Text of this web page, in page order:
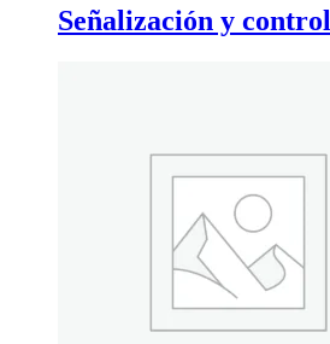
Señalización y control